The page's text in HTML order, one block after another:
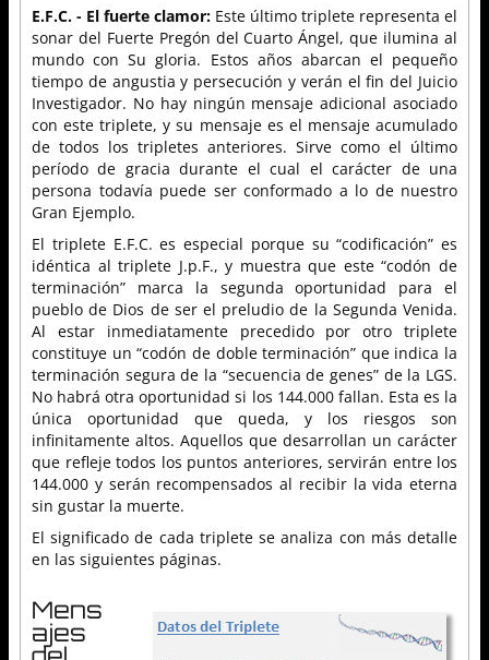
E.F.C. - El fuerte clamor: Este último triplete representa el
sonar del Fuerte Pregón del Cuarto Ángel, que ilumina al
mundo con Su gloria. Estos años abarcan el pequeño
tiempo de angustia y persecución y verán el fin del Juicio
Investigador. No hay ningún mensaje adicional asociado
con este triplete, y su mensaje es el mensaje acumulado
de todos los tripletes anteriores. Sirve como el último
período de gracia durante el cual el carácter de una
persona todavía puede ser conformado a lo de nuestro
Gran Ejemplo.
El triplete E.F.C. es especial porque su “codificación” es
idéntica al triplete J.p.F., y muestra que este “codón de
terminación” marca la segunda oportunidad para el
pueblo de Dios de ser el preludio de la Segunda Venida.
Al estar inmediatamente precedido por otro triplete
constituye un “codón de doble terminación” que indica la
terminación segura de la “secuencia de genes” de la LGS.
No habrá otra oportunidad si los 144.000 fallan. Esta es la
única oportunidad que queda, y los riesgos son
infinitamente altos. Aquellos que desarrollan un carácter
que refleje todos los puntos anteriores, servirán entre los
144.000 y serán recompensados al recibir la vida eterna
sin gustar la muerte.
El significado de cada triplete se analiza con más detalle
en las siguientes páginas.
Mens
ajes